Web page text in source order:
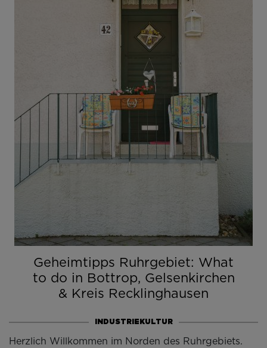
Geheimtipps Ruhrgebiet: What
to do in Bottrop, Gelsenkirchen
& Kreis Recklinghausen
INDUSTRIEKULTUR
Herzlich Willkommen im Norden des Ruhrgebiets.